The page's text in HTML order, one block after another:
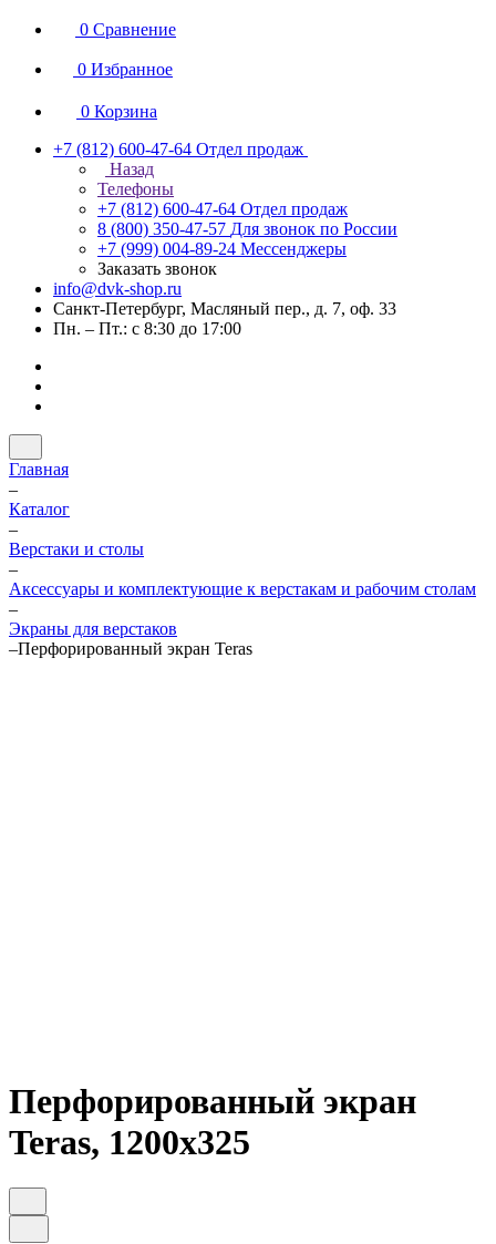
0 Сравнение
0 Избранное
0 Корзина
+7 (812) 600-47-64 Отдел продаж
Назад
Телефоны
+7 (812) 600-47-64 Отдел продаж
8 (800) 350-47-57 Для звонок по России
+7 (999) 004-89-24 Мессенджеры
Заказать звонок
info@dvk-shop.ru
Санкт-Петербург, Масляный пер., д. 7, оф. 33
Пн. – Пт.: с 8:30 до 17:00
Главная
–
Каталог
–
Верстаки и столы
–
Аксессуары и комплектующие к верстакам и рабочим столам
–
Экраны для верстаков
–Перфорированный экран Teras
Перфорированный экран
Teras, 1200х325